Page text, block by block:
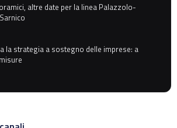
altre date per la linea Palazzolo-
la strategia a sostegno delle imprese: a